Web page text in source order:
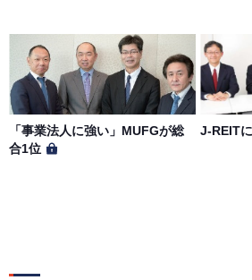
「事業法人に強い」MUFGが総
合1位
J-REIT